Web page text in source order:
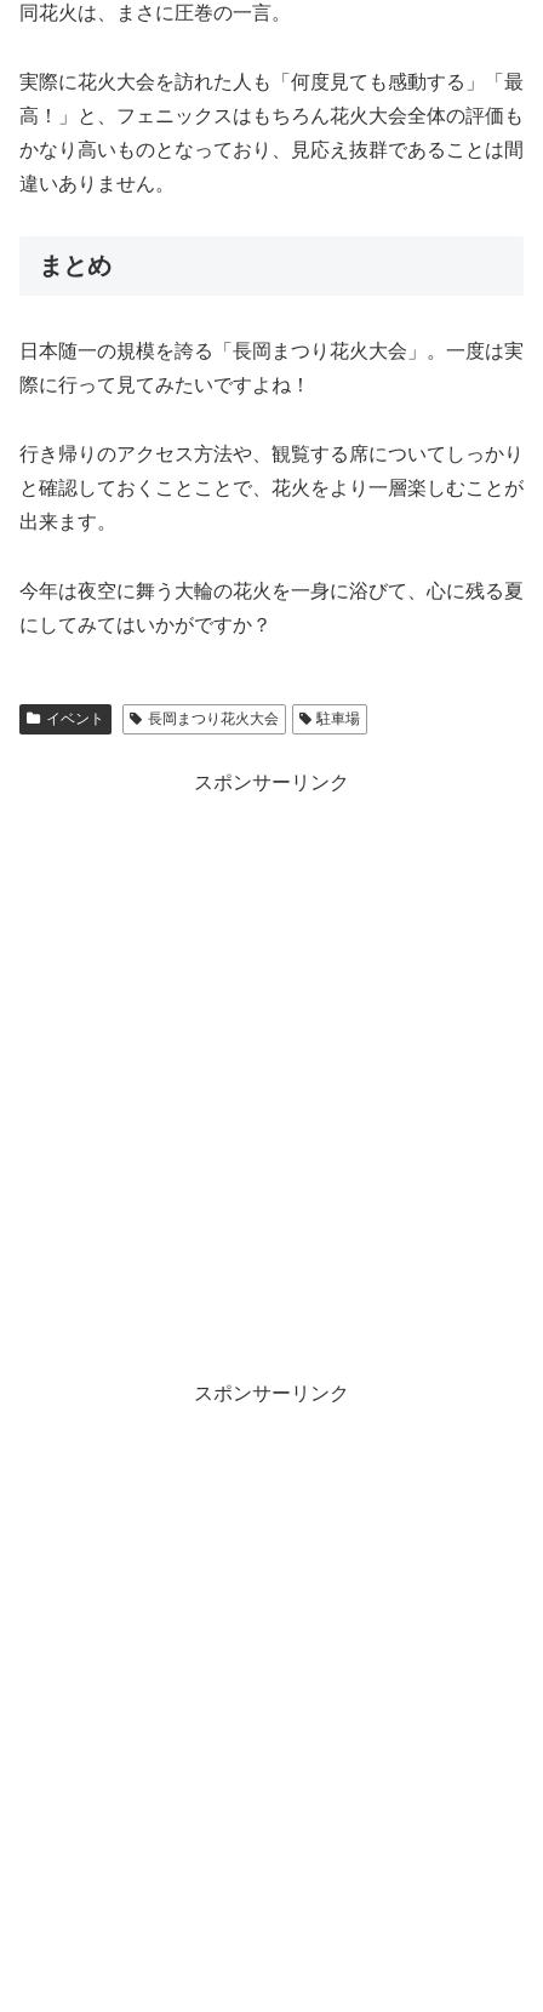
同花火は、まさに圧巻の一言。
実際に花火大会を訪れた人も「何度見ても感動する」「最
高！」と、フェニックスはもちろん花火大会全体の評価も
かなり高いものとなっており、見応え抜群であることは間
違いありません。
まとめ
日本随一の規模を誇る「長岡まつり花火大会」。一度は実
際に行って見てみたいですよね！
行き帰りのアクセス方法や、観覧する席についてしっかり
と確認しておくことことで、花火をより一層楽しむことが
出来ます。
今年は夜空に舞う大輪の花火を一身に浴びて、心に残る夏
にしてみてはいかがですか？
イベント 長岡まつり花火大会 駐車場
スポンサーリンク
スポンサーリンク